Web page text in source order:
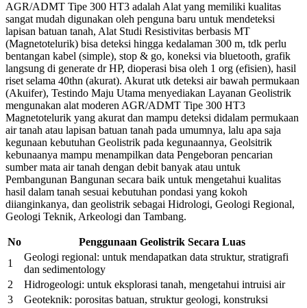
AGR/ADMT Tipe 300 HT3 adalah Alat yang memiliki kualitas
sangat mudah digunakan oleh penguna baru untuk mendeteksi
lapisan batuan tanah, Alat Studi Resistivitas berbasis MT
(Magnetotelurik) bisa deteksi hingga kedalaman 300 m, tdk perlu
bentangan kabel (simple), stop & go, koneksi via bluetooth, grafik
langsung di generate dr HP, dioperasi bisa oleh 1 org (efisien), hasil
riset selama 40thn (akurat). Akurat utk deteksi air bawah permukaan
(Akuifer), Testindo Maju Utama menyediakan Layanan Geolistrik
mengunakan alat moderen AGR/ADMT Tipe 300 HT3
Magnetotelurik yang akurat dan mampu deteksi didalam permukaan
air tanah atau lapisan batuan tanah pada umumnya, lalu apa saja
kegunaan kebutuhan Geolistrik pada kegunaannya, Geolsitrik
kebunaanya mampu menampilkan data Pengeboran pencarian
sumber mata air tanah dengan debit banyak atau untuk
Pembangunan Bangunan secara baik untuk mengetahui kualitas
hasil dalam tanah sesuai kebutuhan pondasi yang kokoh
diianginkanya, dan geolistrik sebagai Hidrologi, Geologi Regional,
Geologi Teknik, Arkeologi dan Tambang.
No
Penggunaan Geolistrik Secara Luas
1
Geologi regional: untuk mendapatkan data struktur, stratigrafi
dan sedimentology
2
Hidrogeologi: untuk eksplorasi tanah, mengetahui intruisi air
3
Geoteknik: porositas batuan, struktur geologi, konstruksi